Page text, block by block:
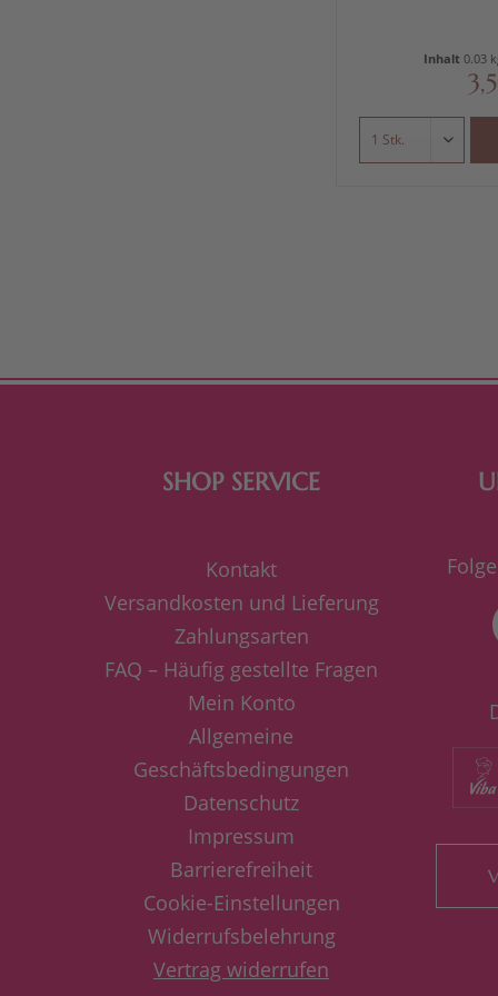
Inhalt 0.03
SHOP SERVICE
Kontakt
Versandkosten und Lieferung
Zahlungsarten
FAQ – Häufig gestellte Fragen
Mein Konto
Allgemeine
Geschäftsbedingungen
Datenschutz
Impressum
Barrierefreiheit
Cookie-Einstellungen
Widerrufsbelehrung
Vertrag widerrufen